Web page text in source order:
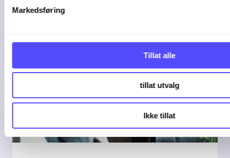
Markedsføring
Tillat alle
tillat utvalg
Ikke tillat